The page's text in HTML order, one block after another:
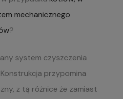
mechanicznego
?
system czyszczenia
przypomina
z tą różnice że zamiast